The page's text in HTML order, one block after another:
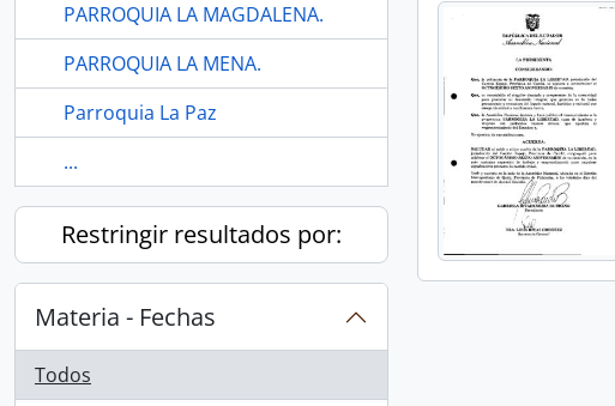
PARROQUIA LA MAGDALENA.
PARROQUIA LA MENA.
Parroquia La Paz
...
Restringir resultados por:
Materia - Fechas
Todos